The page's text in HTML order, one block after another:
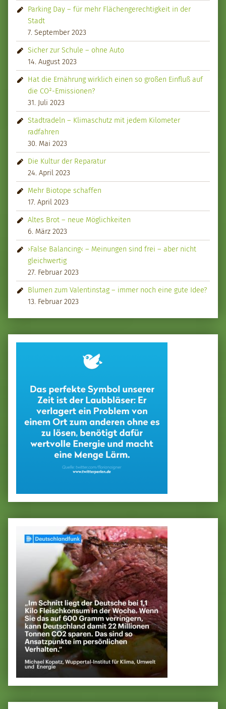
Parking Day – für mehr Flächengerechtigkeit in der
Stadt
7. September 2023
Sicher zur Schule – ohne Auto
14. August 2023
Hat die Ernährung wirklich einen so großen Einfluß auf
die CO²-Emissionen?
31. Juli 2023
Stadtradeln – Klimaschutz mit jedem Kilometer
radfahren
30. Mai 2023
Die Kultur der Reparatur
24. April 2023
Mehr Biotope schaffen
17. April 2023
Altes Brot – neue Möglichkeiten
6. März 2023
›False Balancing‹ – Meinungen sind frei – aber nicht
gleichwertig
27. Februar 2023
Blumen zum Valentinstag – immer noch eine gute Idee?
13. Februar 2023